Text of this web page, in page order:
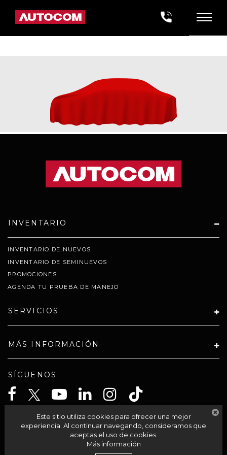
INVENTARIO
INVENTARIO DE NUEVOS
INVENTARIO DE SEMINUEVOS
PROMOCIONES
AGENDA TU PRUEBA DE MANEJO
SERVICIOS
MÁS INFORMACIÓN
SÍGUENOS
CELTA SOLUCIONES SA PI DE CV
Este sitio utiliza cookies para ofrecer una mejor
experiencia. Al continuar navegando, consideramos que
aceptas el uso de cookies.
Más información